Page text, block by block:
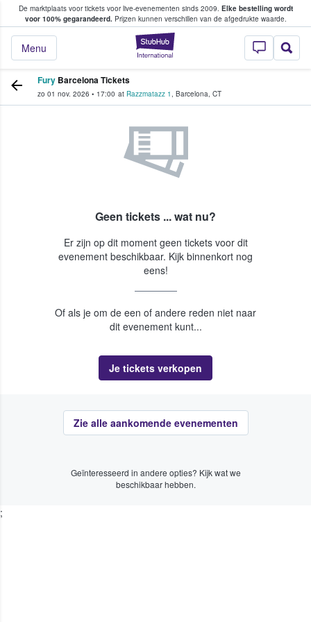
De marktplaats voor tickets voor live-evenementen sinds 2009. Elke bestelling wordt
voor 100% gegarandeerd.Prijzen kunnen verschillen van de afgedrukte waarde.
StubHub: waar
Menu
tickets kopen en verkopen
Fury Barcelona Tickets
zo 01 nov. 2026 • 17:00 at Razzmatazz 1, Barcelona, CT
Geen tickets ... wat nu?
Er zijn op dit moment geen tickets voor dit
evenement beschikbaar. Kijk binnenkort nog
eens!
Of als je om de een of andere reden niet naar
dit evenement kunt...
Je tickets verkopen
Zie alle aankomende evenementen
Geïnteresseerd in andere opties? Kijk wat we
beschikbaar hebben.
;